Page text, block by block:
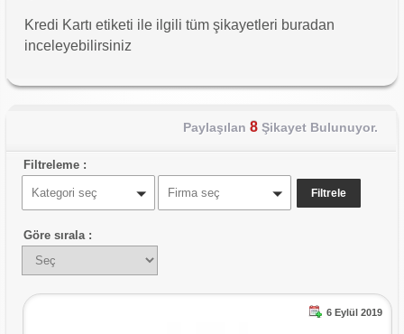
Kredi Kartı etiketi ile ilgili tüm şikayetleri buradan
inceleyebilirsiniz
Paylaşılan 8Şikayet Bulunuyor.
Filtreleme :
Kategori seç Firma seç
Göre sırala :
6 Eylül 2019